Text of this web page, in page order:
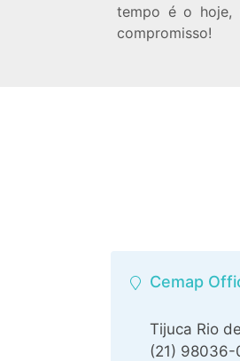
tempo é o hoje,
compromisso!
Cemap
Tijuca Rio
(21) 98036-